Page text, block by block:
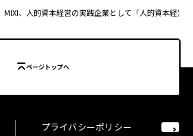
MIXI、人的資本経営の実践企業として「人的資本経営
ページトップへ
プライバシーポリシー